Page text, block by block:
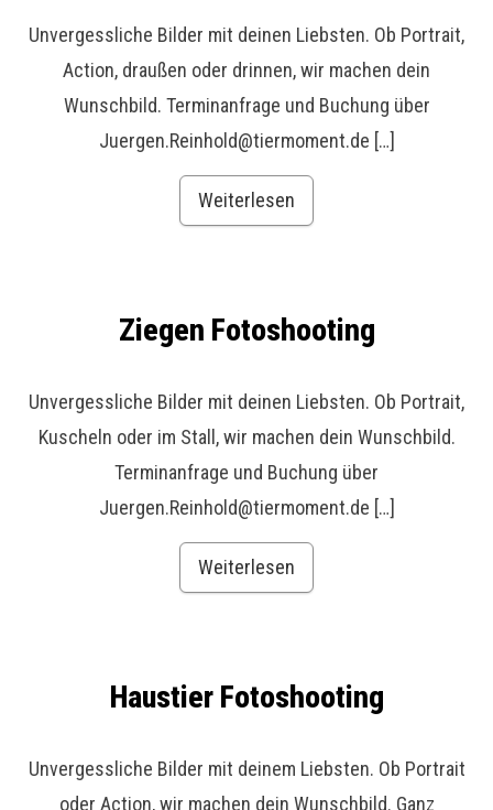
Unvergessliche Bilder mit deinen Liebsten. Ob Portrait,
Action, draußen oder drinnen, wir machen dein
Wunschbild. Terminanfrage und Buchung über
Juergen.Reinhold@tiermoment.de […]
Weiterlesen
Ziegen Fotoshooting
Unvergessliche Bilder mit deinen Liebsten. Ob Portrait,
Kuscheln oder im Stall, wir machen dein Wunschbild.
Terminanfrage und Buchung über
Juergen.Reinhold@tiermoment.de […]
Weiterlesen
Haustier Fotoshooting
Unvergessliche Bilder mit deinem Liebsten. Ob Portrait
oder Action, wir machen dein Wunschbild. Ganz